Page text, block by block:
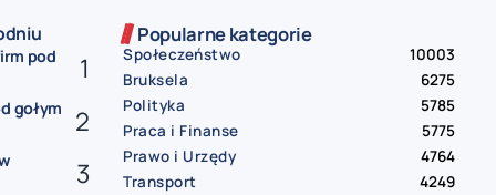
pod
gołym
Popularne kategorie
Społeczeństwo
10003
Bruksela
6275
Polityka
5785
Praca i Finanse
5775
Prawo i Urzędy
4764
Transport
4249